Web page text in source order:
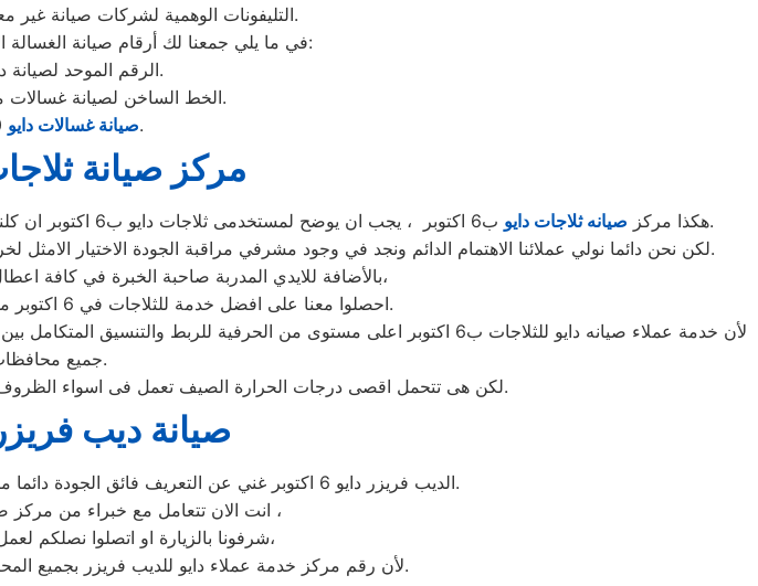
التليفونات الوهمية لشركات صيانة غير معروفة، ما قد يعرضك لعمليات النصب.
في ما يلي جمعنا لك أرقام صيانة الغسالة الأوتوماتيك لأشهر الماركات في 6 اكتوبر:
الرقم الموحد لصيانة دايو 01010916814.
الخط الساخن لصيانة غسالات ملابس دايو 01210999852.
صيانة غسالات دايو01096922100.
مركز صيانة ثلاجات
هكذا مركز صيانه ثلاجات دايو
ب6 اكتوبر ، يجب ان يوضح لمستخدمى ثلاجات دايو ب6 اكتوبر ان كلنا يعلم مدى اهمية الثلاجة بالمنزل ونحن لا ندخر جهدا كي نلبي جميع طلبات الصيانه لثلاجات دايو.
لكن نحن دائما نولي عملائنا الاهتمام الدائم ونجد في وجود مشرفي مراقبة الجودة الاختيار الامثل لخروج اجهزة الثلاجات سواء من مركز الصيانه لثلاجات دايو المعتمد ب6 اكتوبر او من منزل العميل.
بالأضافة للايدي المدربة صاحبة الخبرة في كافة اعطال ثلاجات دايو بجميع موديلاتها القديم منها والحديث،
احصلوا معنا على افضل خدمة للثلاجات في 6 اكتوبر من خلال رقم مركز صيانه دايو المعتمد في 6 اكتوبر.
لأن خدمة عملاء صيانه دايو للثلاجات ب6 اكتوبر اعلى مستوى من الحرفية
جميع محافظات 6 اكتوبر.
لكن هى تتحمل اقصى درجات الحرارة الصيف تعمل فى اسواء الظروف باستمرارية فى التشغيل المتواصل حيث لا يضاهيها اى ثلاجات اخر.
صيانة ديب فريزر دايو
الديب فريزر دايو 6 اكتوبر غني عن التعريف فائق الجودة دائما ما تبهرنا بموديلات فريدة و مختلفة التقنية عن مثيلاتها انها دايو.
انت الان تتعامل مع خبراء من مركز صيانه دايو للديب فريزر في 6 اكتوبر ،
شرفونا بالزيارة او اتصلوا نصلكم لعمل الخدمة المنزلية و بصيانة الفورية،
لأن رقم مركز خدمة عملاء دايو للديب فريزر بجميع المحافظات اتصلوا الان مركز صيانه دايو 6 اكتوبر مباشرة.